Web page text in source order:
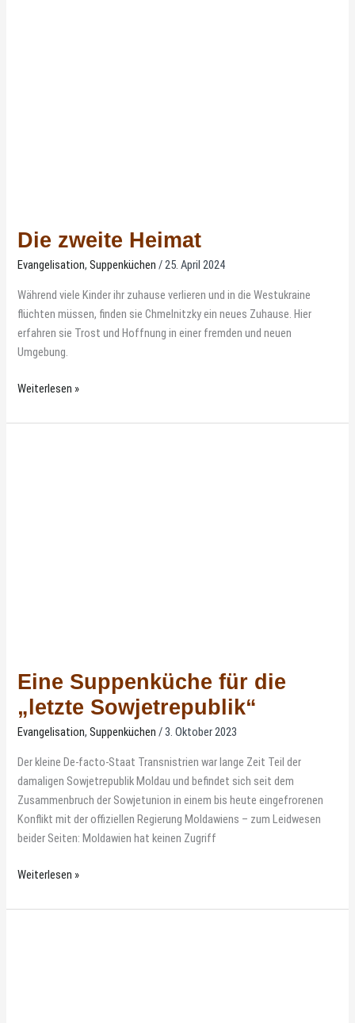
Die zweite Heimat
Evangelisation,Suppenküchen /25. April 2024
Während viele Kinder ihr zuhause verlieren und in die Westukraine
flüchten müssen, finden sie Chmelnitzky ein neues Zuhause. Hier
erfahren sie Trost und Hoffnung in einer fremden und neuen
Umgebung.
Weiterlesen »
Eine Suppenküche für die
„letzte Sowjetrepublik“
Evangelisation,Suppenküchen /3. Oktober 2023
Der kleine De-facto-Staat Transnistrien war lange Zeit Teil der
damaligen Sowjetrepublik Moldau und befindet sich seit dem
Zusammenbruch der Sowjetunion in einem bis heute eingefrorenen
Konflikt mit der offiziellen Regierung Moldawiens – zum Leidwesen
beider Seiten: Moldawien hat keinen Zugriff
Weiterlesen »